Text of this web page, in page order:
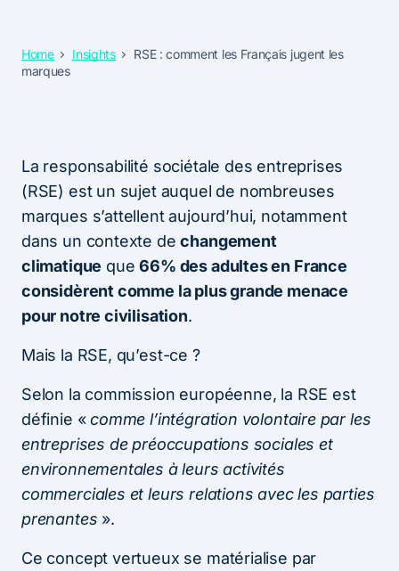
Home Insights
RSE : comment les Français jugent les
marques
La responsabilité sociétale des entreprises
(RSE) est un sujet auquel de nombreuses
marques s’attellent aujourd’hui, notamment
dans un contexte dechangement
climatique que66% des adultes en France
considèrent comme la plus grande menace
pour notre civilisation.
Mais la RSE, qu’est-ce ?
Selon la commission européenne, la RSE est
définie «comme l’intégration volontaire par les
entreprises de préoccupations sociales et
environnementales à leurs activités
commerciales et leurs relations avec les parties
prenantes ».
Ce concept vertueux se matérialise par